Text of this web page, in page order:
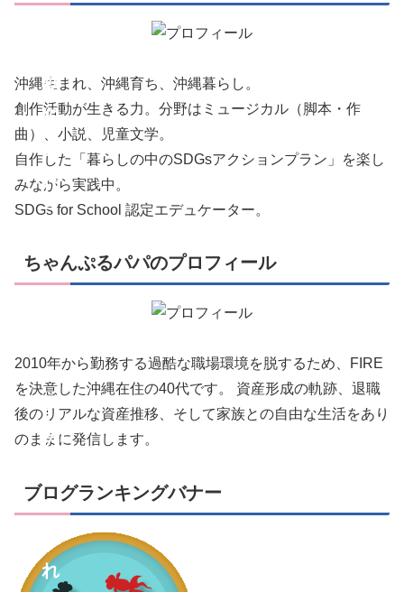
動
の
れ
こ
。
G
s
の
れ
れ
沖縄生まれ、沖縄育ち、沖縄暮らし。
創作活動が生きる力。分野はミュージカル（脚本・作
曲）、小説、児童文学。
自作した「暮らしの中のSDGsアクションプラン」を楽し
みながら実践中。
SDGs for School 認定エデュケーター。
ちゃんぷるパパのプロフィール
2010年から勤務する過酷な職場環境を脱するため、FIRE
を決意した沖縄在住の40代です。 資産形成の軌跡、退職
後のリアルな資産推移、そして家族との自由な生活をあり
のままに発信します。
ブログランキングバナー